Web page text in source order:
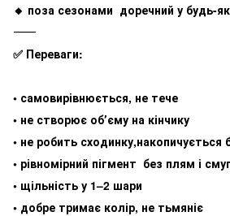
🔸 поза сезонами доречний у будь-
⸻
✅ Переваги:
• самовирівнюється, не тече
• не створює обʼєму на кінчику
• не робить сходинку,накопичується
• рівномірний пігмент без плям і смуг
• щільність у 1–2 шари
• добре тримає колір, не тьмяніє